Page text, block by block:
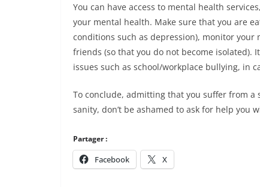
You can have access to mental health
your mental health. Make sure that you are
conditions such as depression), monitor
friends (so that you do not become isolated).
issues such as school/workplace bullying, in
To conclude, admitting that you suffer from
sanity, don’t be ashamed to ask for help you
Partager :
Facebook X